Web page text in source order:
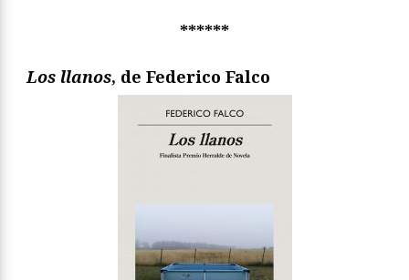
******
Los llanos, de Federico Falco